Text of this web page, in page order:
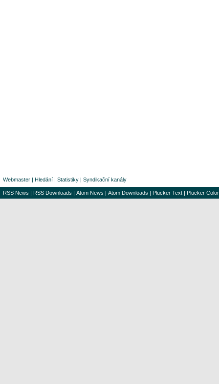
Webmaster | Hledání | Statistiky | Syndikační kanály
RSS News | RSS Downloads | Atom News | Atom Downloads | Plucker Text | Plucker Color